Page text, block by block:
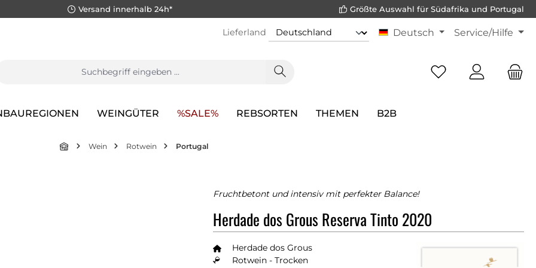
Versand innerhalb 24h* Größte Auswahl für Südafrika und Portugal
Lieferland Deutsch Service/Hilfe
WEINGÜTER %SALE% REBSORTEN THEMEN B2B
Wein Rotwein Portugal
Fruchtbetont und intensiv mit perfekter Balance!
Herdade dos Grous Reserva Tinto 2020
Herdade dos Grous
Rotwein - Trocken